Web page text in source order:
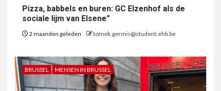
Pizza, babbels en buren: GC Elzenhof als de
sociale lijm van Elsene”
2 maanden geleden tomek.germis@student.ehb.be
BRUSSEL MENSEN IN BRUSSEL